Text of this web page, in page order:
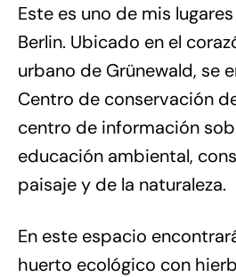
Este es uno de mis
Berlin. Ubicado en el
urbano de Grünewald, se
Centro de conservación
centro de información
educación ambiental,
paisaje y de la naturaleza.
En este espacio
huerto ecológico con